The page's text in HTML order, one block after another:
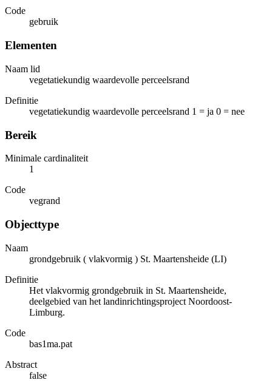
Code
gebruik
Elementen
Naam lid
vegetatiekundig waardevolle perceelsrand
Definitie
vegetatiekundig waardevolle perceelsrand 1 = ja 0 = nee
Bereik
Minimale cardinaliteit
1
Code
vegrand
Objecttype
Naam
grondgebruik ( vlakvormig ) St. Maartensheide (LI)
Definitie
Het vlakvormig grondgebruik in St. Maartensheide,
deelgebied van het landinrichtingsproject Noordoost-
Limburg.
Code
bas1ma.pat
Abstract
false